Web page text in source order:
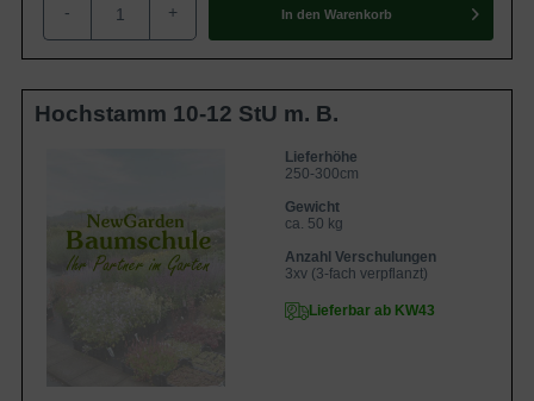
- + In den Warenkorb
Hochstamm 10-12 StU m. B.
Lieferhöhe
250-300cm
Gewicht
ca. 50 kg
Anzahl Verschulungen
3xv (3-fach verpflanzt)
Lieferbar ab KW43